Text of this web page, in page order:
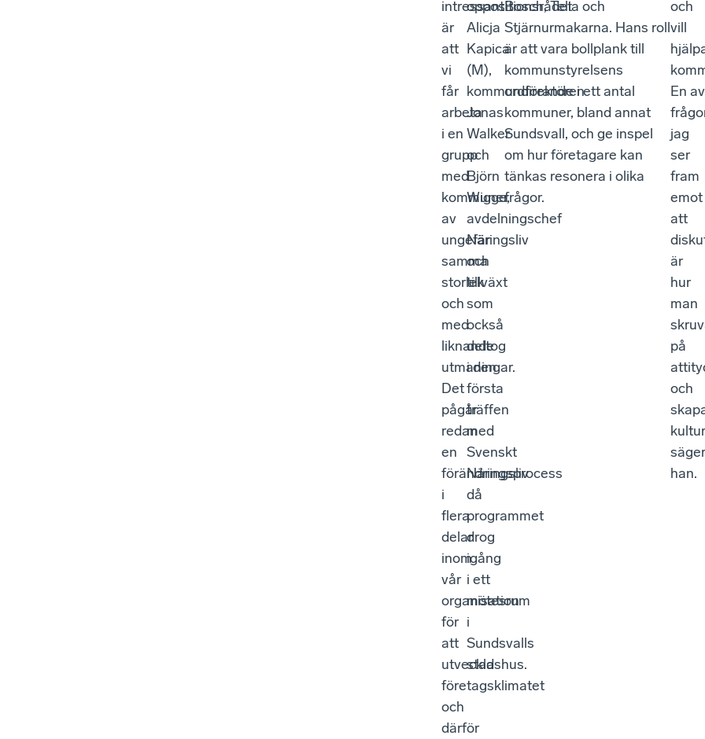
intressant
är
att
vi
får
arbeta
i en
grupp
med
kommuner
av
ungefär
samma
storlek
och
med
liknande
utmaningar.
Det
pågår
redan
en
förändringsprocess
i
flera
delar
inom
vår
organisation
för
att
utveckla
företagsklimatet
och
därför
oppositionsrådet
Alicja
Kapica
(M),
kommundirektören
Jonas
Walker
och
Björn
Wigge,
avdelningschef
Näringsliv
och
tillväxt
som
också
deltog
i den
första
träffen
med
Svenskt
Näringsliv
då
programmet
drog
igång
i ett
mötesrum
i
Sundsvalls
stadshus.
Bosch, Telia och
Stjärnurmakarna. Hans roll
är att vara bollplank till
kommunstyrelsens
ordförande i ett antal
kommuner, bland annat
Sundsvall, och ge inspel
om hur företagare kan
tänkas resonera i olika
frågor.
och
vill
En av
jag
ser
fram
emot
att
är
hur
man
på
och
säger
han.